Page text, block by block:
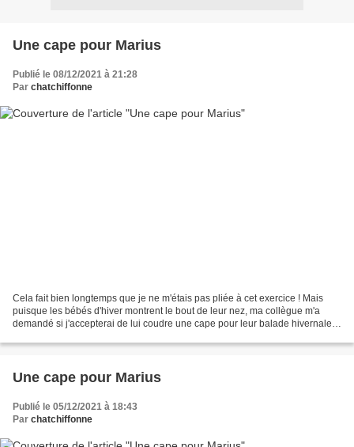
Une cape pour Marius
Publié le 08/12/2021 à 21:28
Par chatchiffonne
Cela fait bien longtemps que je ne m'étais pas pliée à cet exercice ! Mais
puisque les bébés d'hiver montrent le bout de leur nez, ma collègue m'a
demandé si j'accepterai de lui coudre une cape pour leur balade hivernale.
Une cape pour Marius
Publié le 05/12/2021 à 18:43
Par chatchiffonne